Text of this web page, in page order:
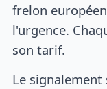
frelon
l'urgence.
son tarif.
Le signalement